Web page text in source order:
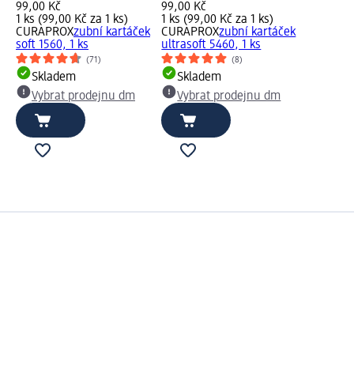
99,00 Kč
1 ks (99,00 Kč za 1 ks)
CURAPROXzubní kartáček
soft 1560, 1 ks
(71)
Skladem
Vybrat prodejnu dm
99,00 Kč
1 ks (99,00 Kč za 1 ks)
CURAPROXzubní kartáček
ultrasoft 5460, 1 ks
(8)
Skladem
Vybrat prodejnu dm